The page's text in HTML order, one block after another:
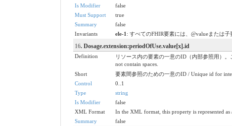
Is Modifier
false
Must Support
true
Summary
false
Invariants
ele-1 : すべてのFHIR要素には、@valueまたは
16. Dosage.extension:periodOfUse.value[x].id
Definition
リソース内の要素の一意のID（内部参照用）。
not contain spaces.
Short
要素間参照のための一意のID / Unique id for
Control
0..1
Type
string
Is Modifier
false
XML Format
In the XML format, this property is represented as
Summary
false